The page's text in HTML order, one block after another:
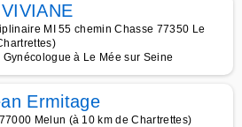
MI 55 chemin Chasse 77350 Le
à Le Mée sur Seine
Ermitage
Melun (à 10 km de Chartrettes)